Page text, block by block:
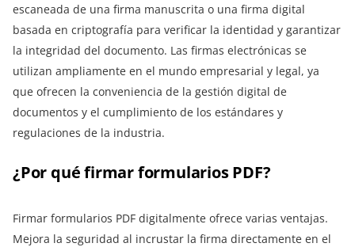
escaneada de una firma manuscrita o una firma digital
basada en criptografía para verificar la identidad y garantizar
la integridad del documento. Las firmas electrónicas se
utilizan ampliamente en el mundo empresarial y legal, ya
que ofrecen la conveniencia de la gestión digital de
documentos y el cumplimiento de los estándares y
regulaciones de la industria.
¿Por qué firmar formularios PDF?
Firmar formularios PDF digitalmente ofrece varias ventajas.
Mejora la seguridad al incrustar la firma directamente en el